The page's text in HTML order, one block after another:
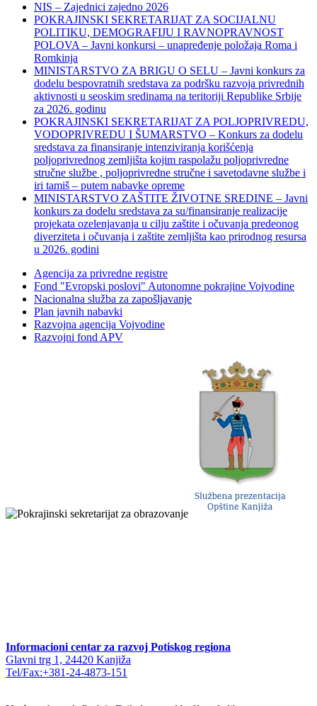
NIS – Zajednici zajedno 2026
POKRAJINSKI SEKRETARIJAT ZA SOCIJALNU
POLITIKU, DEMOGRAFIJU I RAVNOPRAVNOST
POLOVA – Javni konkursi – unapređenje položaja Roma i
Romkinja
MINISTARSTVO ZA BRIGU O SELU – Javni konkurs za
dodelu bespovratnih sredstava za podršku razvoja privrednih
aktivnosti u seoskim sredinama na teritoriji Republike Srbije
za 2026. godinu
POKRAJINSKI SEKRETARIJAT ZA POLJOPRIVREDU,
VODOPRIVREDU I ŠUMARSTVO – Konkurs za dodelu
sredstava za finansiranje intenziviranja korišćenja
poljoprivrednog zemljišta kojim raspolažu poljoprivredne
stručne službe , poljoprivredne stručne i savetodavne službe i
iri tamiš ‒ putem nabavke opreme
MINISTARSTVO ZAŠTITE ŽIVOTNE SREDINE – Javni
konkurs za dodelu sredstava za su/finansiranje realizacije
projekata ozelenjavanja u cilju zaštite i očuvanja predeonog
diverziteta i očuvanja i zaštite zemljišta kao prirodnog resursa
u 2026. godini
Agencija za privredne registre
Fond "Evropski poslovi" Autonomne pokrajine Vojvodine
Nacionalna služba za zapošljavanje
Plan javnih nabavki
Razvojna agencija Vojvodine
Razvojni fond APV
Informacioni centar za razvoj Potiskog regiona
Glavni trg 1, 24420 Kanjiža
Tel/Fax:+381-24-4873-151